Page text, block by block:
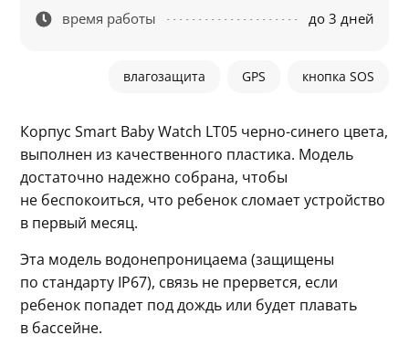
время работы
до 3 дней
влагозащита GPS кнопка SOS
Корпус Smart Baby Watch LT05 черно-синего цвета,
выполнен из качественного пластика. Модель
достаточно надежно собрана, чтобы
не беспокоиться, что ребенок сломает устройство
в первый месяц.
Эта модель водонепроницаема (защищены
по стандарту IP67), связь не прервется, если
ребенок попадет под дождь или будет плавать
в бассейне.